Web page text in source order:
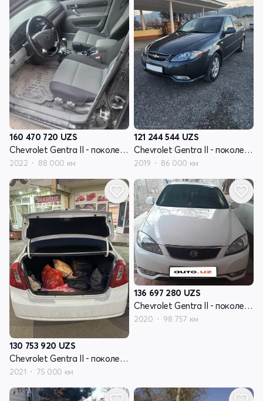
160 470 720 UZS
Chevrolet Gentra II - поколение
2022 88 000 км
121 244 544 UZS
Chevrolet Gentra II - поколение
2019 86 000 км
130 753 920 UZS
Chevrolet Gentra II - поколение
2021 75 000 км
136 697 280 UZS
Chevrolet Gentra II - поколение
2020 98 757 км